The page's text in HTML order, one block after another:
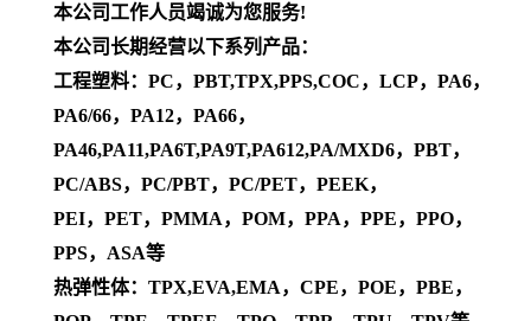
本公司工作人员竭诚为您服务!
本公司长期经营以下系列产品：
工程塑料：PC，PBT,TPX,PPS,COC，LCP，PA6，
PA6/66，PA12，PA66，
PA46,PA11,PA6T,PA9T,PA612,PA/MXD6，PBT，
PC/ABS，PC/PBT，PC/PET，PEEK，
PEI，PET，PMMA，POM，PPA，PPE，PPO，
PPS，ASA等
热弹性体：TPX,EVA,EMA，CPE，POE，PBE，